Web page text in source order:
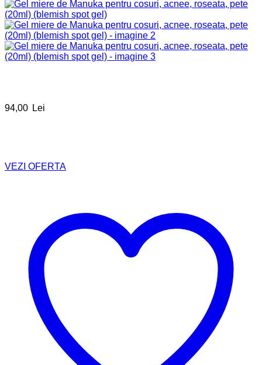
94,00 Lei
VEZI OFERTA